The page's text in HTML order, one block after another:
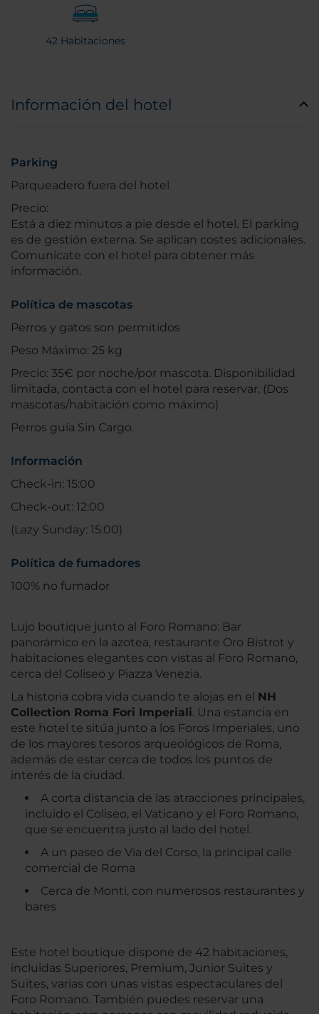
42 Habitaciones
Información del hotel
Parking
Parqueadero fuera del hotel
Precio:
Está a diez minutos a pie desde el hotel. El parking
es de gestión externa. Se aplican costes adicionales.
Comunícate con el hotel para obtener más
información.
Política de mascotas
Perros y gatos son permitidos
Peso Máximo: 25 kg
Precio: 35€ por noche/por mascota. Disponibilidad
limitada, contacta con el hotel para reservar. (Dos
mascotas/habitación como máximo)
Perros guía Sin Cargo.
Información
Check-in: 15:00
Check-out: 12:00
(Lazy Sunday: 15:00)
Política de fumadores
100% no fumador
Lujo boutique junto al Foro Romano: Bar
panorámico en la azotea, restaurante Oro Bistrot y
habitaciones elegantes con vistas al Foro Romano,
cerca del Coliseo y Piazza Venezia.
La historia cobra vida cuando te alojas en el NH
Collection Roma Fori Imperiali. Una estancia en
este hotel te sitúa junto a los Foros Imperiales, uno
de los mayores tesoros arqueológicos de Roma,
además de estar cerca de todos los puntos de
interés de la ciudad.
A corta distancia de las atracciones principales,
incluido el Coliseo, el Vaticano y el Foro Romano,
que se encuentra justo al lado del hotel.
A un paseo de Via del Corso, la principal calle
comercial de Roma
Cerca de Monti, con numerosos restaurantes y
bares
Este hotel boutique dispone de 42 habitaciones,
incluidas Superiores, Premium, Junior Suites y
Suites, varias con unas vistas espectaculares del
Foro Romano. También puedes reservar una